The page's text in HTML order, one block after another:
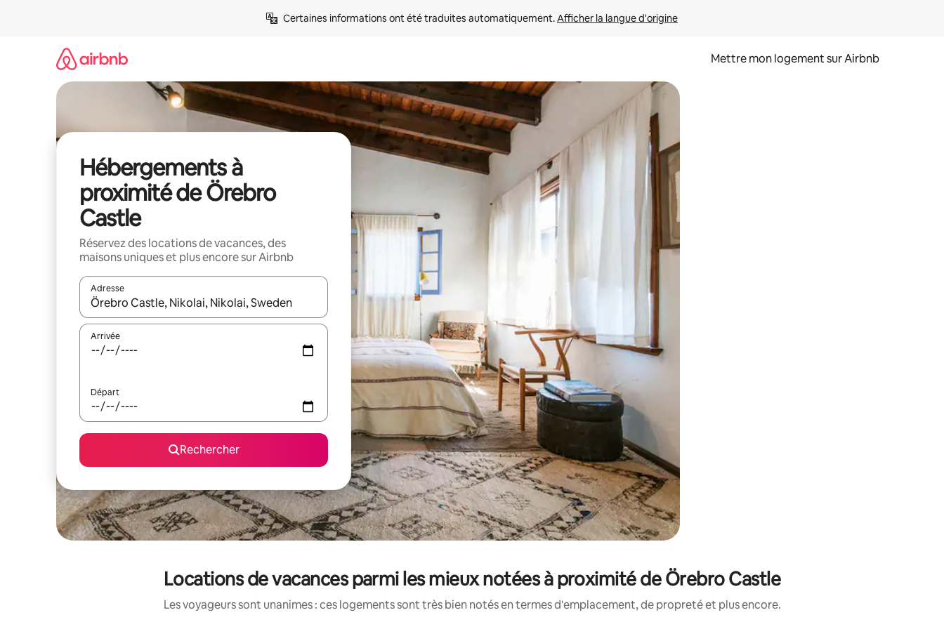
Certaines informations ont été traduites automatiquement. Afficher la langue d'origine
Mettre mon logement sur Airbnb
Hébergements à
proximité de Örebro
Castle
Réservez des locations de vacances, des
maisons uniques et plus encore sur Airbnb
Adresse
Lorsque les résultats s'affichent, utilisez les flèches vers le haut et vers le bas pour les parcourir ou en appuyant et en faisant glisser.
Arrivée
Départ
Rechercher
Locations de vacances parmi les mieux notées à proximité de Örebro Castle
Les voyageurs sont unanimes : ces logements sont très bien notés en termes d'emplacement, de propreté et plus encore.